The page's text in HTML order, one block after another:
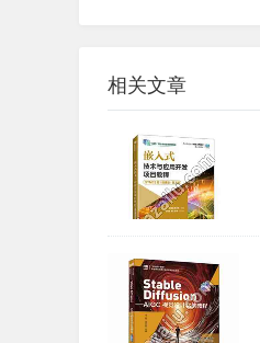
相关文章